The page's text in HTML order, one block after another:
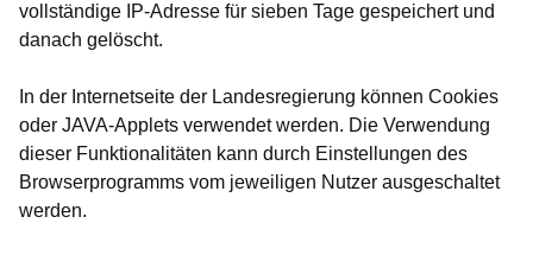
vollständige IP-Adresse für sieben Tage gespeichert und
danach gelöscht.
In der Internetseite der Landesregierung können Cookies
oder JAVA-Applets verwendet werden. Die Verwendung
dieser Funktionalitäten kann durch Einstellungen des
Browserprogramms vom jeweiligen Nutzer ausgeschaltet
werden.